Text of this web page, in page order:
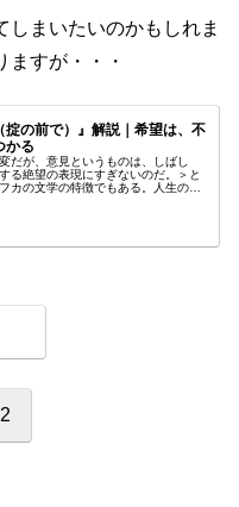
しまいたいのかもしれま
すが・・・
掟の前で）』解説｜希望は、不
かる
だが、意見というものは、しばし
る絶望の表現にすぎないのだ。＞と
カの文学の特徴でもある。人生の岐
2